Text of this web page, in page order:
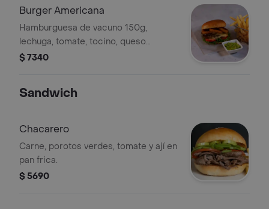
Burger Americana
Hamburguesa de vacuno 150g,
lechuga, tomate, tocino, queso
cheddar, pepinillos drill y aros de
$ 7340
Sandwich
Chacarero
Carne, porotos verdes, tomate y ají en
pan frica.
$ 5690